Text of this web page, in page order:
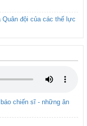
đội của các thế lực
chiến sĩ - những ân